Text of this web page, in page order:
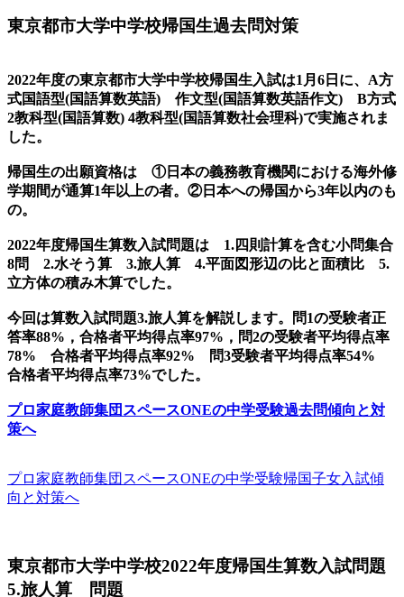
東京都市大学中学校帰国生過去問対策
2022年度の東京都市大学中学校帰国生入試は1月6日に、A方
式国語型(国語算数英語) 作文型(国語算数英語作文) B方式
2教科型(国語算数) 4教科型(国語算数社会理科)で実施されま
した。
帰国生の出願資格は ①日本の義務教育機関における海外修
学期間が通算1年以上の者。②日本への帰国から3年以内のも
の。
2022年度帰国生算数入試問題は 1.四則計算を含む小問集合
8問 2.水そう算 3.旅人算 4.平面図形辺の比と面積比 5.
立方体の積み木算でした。
今回は算数入試問題3.旅人算を解説します。問1の受験者正
答率88%，合格者平均得点率97%，問2の受験者平均得点率
78% 合格者平均得点率92% 問3受験者平均得点率54%
合格者平均得点率73%でした。
プロ家庭教師集団スペースONEの中学受験過去問傾向と対
策へ
プロ家庭教師集団スペースONEの中学受験帰国子女入試傾
向と対策へ
東京都市大学中学校2022年度帰国生算数入試問題
5.旅人算 問題